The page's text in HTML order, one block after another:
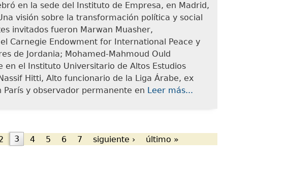
en la sede del Instituto de Empresa, en Madrid,
visión sobre la transformación política y social
invitados fueron Marwan Muasher,
Carnegie Endowment for International Peace y
de Jordania; Mohamed-Mahmoud Ould
en el Instituto Universitario de Altos Estudios
Hitti, Alto funcionario de la Liga Árabe, ex
París y observador permanente en Leer más...
3 4 5 6 7 siguiente › último »